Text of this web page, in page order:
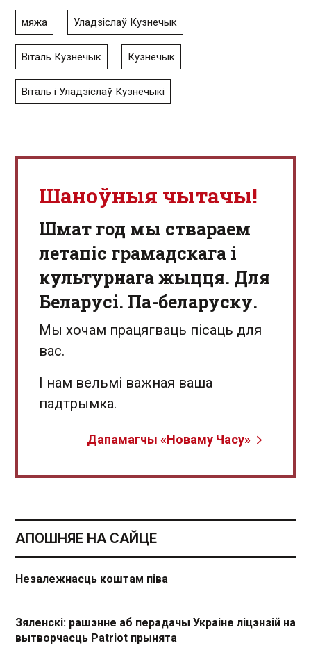
мяжа Уладзіслаў Кузнечык
Віталь Кузнечык Кузнечык
Віталь і Уладзіслаў Кузнечыкі
Шаноўныя чытачы!
Шмат год мы ствараем
летапіс грамадскага і
культурнага жыцця. Для
Беларусі. Па-беларуску.
Мы хочам працягваць пісаць для
вас.
І нам вельмі важная ваша
падтрымка.
Дапамагчы «Новаму Часу»
АПОШНЯЕ НА САЙЦЕ
Незалежнасць коштам піва
Зяленскі: рашэнне аб перадачы Украіне ліцэнзій на
вытворчасць Patriot прынята